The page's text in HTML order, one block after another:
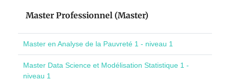
Master Professionnel (Master)
Master en Analyse de la Pauvreté 1 - niveau 1
Master Data Science et Modélisation Statistique 1 -
niveau 1